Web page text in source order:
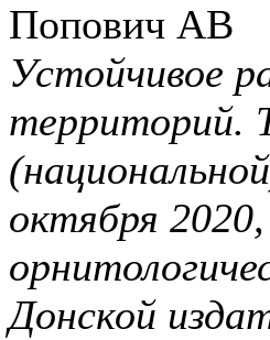
Попович АВ
Устойчивое
территорий.
октября
Донской